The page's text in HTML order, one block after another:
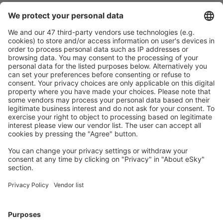
Caută rapid şi uşor
Ofertă adaptată aşteptărilor tale.
Planifică ȋn siguranţă
Rezervare fără griji cu opțiune gratuită de anulare.
Economiseşte mai mult
Prețuri atractive și oferte speciale pentru utilizatorii
conectați.
Cazarea preferată
apartamente și altele.